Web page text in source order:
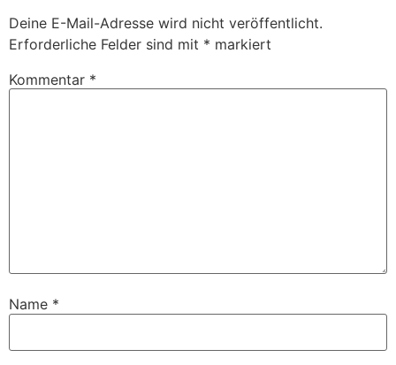
Deine E-Mail-Adresse wird nicht veröffentlicht.
Erforderliche Felder sind mit * markiert
Kommentar *
Name *